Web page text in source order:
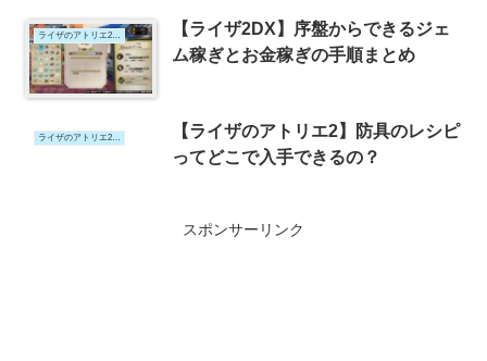
ライザのアトリエ2 DX
【ライザ2DX】序盤からできるジェ
ム稼ぎとお金稼ぎの手順まとめ
ライザのアトリエ2 DX
【ライザのアトリエ2】防具のレシピ
ってどこで入手できるの？
スポンサーリンク